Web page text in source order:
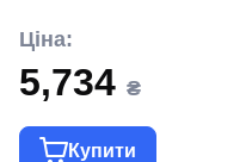
Ціна:
5,734 ₴
Купити